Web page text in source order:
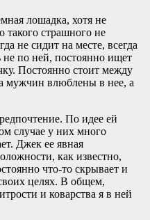
лошадка, хотя не
такого страшного не
не сидит на месте, всегда
по ней, постоянно ищет
Постоянно стоит между
мужчин влюблены в нее, а
По идее ей
случае у них много
Джек ее явная
как известно,
что-то скрывает и
целях. В общем,
и коварства я в ней